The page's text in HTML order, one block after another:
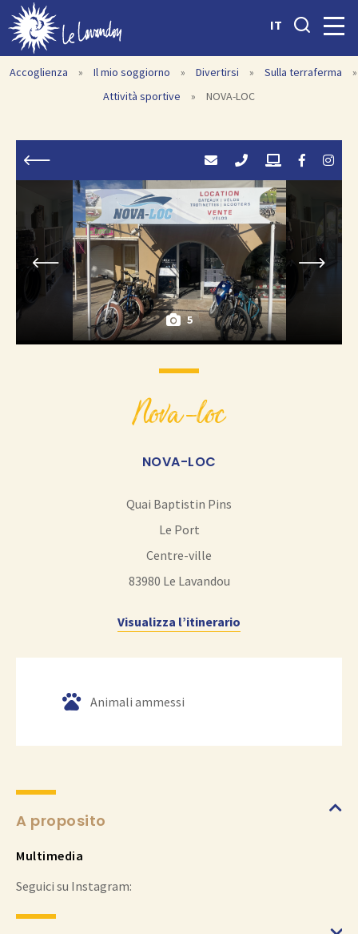
IT
Accoglienza » Il mio soggiorno » Divertirsi » Sulla terraferma
»
Attività sportive
» NOVA-LOC
5
nova-loc
NOVA-LOC
Quai Baptistin Pins
Le Port
Centre-ville
83980 Le Lavandou
Visualizza l’itinerario
Animali ammessi
A proposito
Multimedia
Seguici su Instagram: